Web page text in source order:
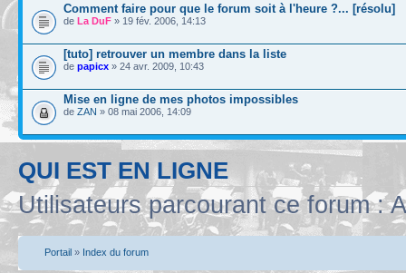
Comment faire pour que le forum soit à l'heure ?... [résolu]
de La DuF » 19 fév. 2006, 14:13
[tuto] retrouver un membre dans la liste
de papicx » 24 avr. 2009, 10:43
Mise en ligne de mes photos impossibles
de ZAN » 08 mai 2006, 14:09
QUI EST EN LIGNE
Utilisateurs parcourant ce forum :
Portail » Index du forum